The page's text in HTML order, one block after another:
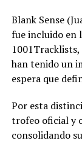
Blank Sense
fue incluido en
han tenido un
espera que
Por esta
trofeo oficial y
consolidando